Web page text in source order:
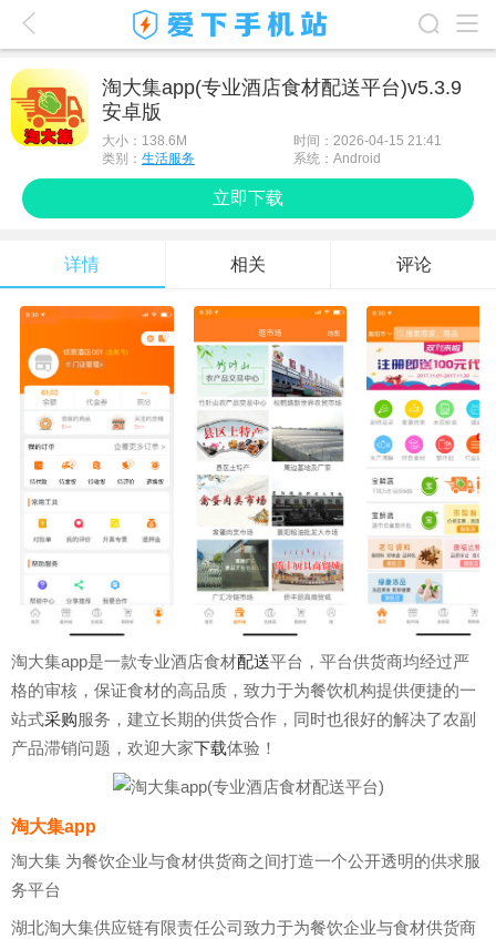
最新游戏
游戏攻略
淘大集app(专业酒店食材配送平台)v5.3.9
安卓版
大小： 138.6M
时间：2026-04-15 21:41
类别： 生活服务 系统：Android
立即下载
详情 相关 评论
淘大集app是一款专业酒店食材配送平台，平台供货商均经过严
格的审核，保证食材的高品质，致力于为餐饮机构提供便捷的一
站式采购服务，建立长期的供货合作，同时也很好的解决了农副
产品滞销问题，欢迎大家下载体验！
淘大集app
淘大集 为餐饮企业与食材供货商之间打造一个公开透明的供求服
务平台
湖北淘大集供应链有限责任公司致力于为餐饮企业与食材供货商